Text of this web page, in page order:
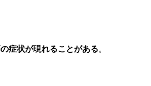
症状が現れることがある。